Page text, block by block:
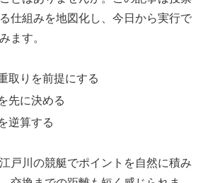
仕組みを地図化し、今日から実行で
ます。
取りを前提にする
先に決める
逆算する
戸川の競艇でポイントを自然に積み